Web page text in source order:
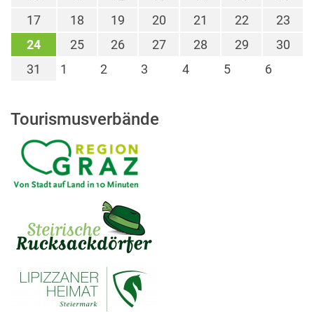
17
18 19 20 21 22
23
24
25 26 27 28 29
30
31
1 2 3 4 5 6
Tourismusverbände